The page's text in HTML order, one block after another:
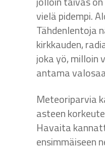
vielä pidempi.
Tähdenlentoja
kirkkauden,
joka yö, milloin
antama
Meteoriparvia
asteen
Havaita
ensimmäiseen